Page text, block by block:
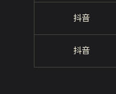
抖音
抖音